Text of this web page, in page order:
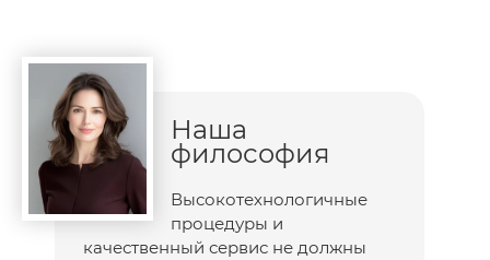
Наша
философия
Высокотехнологичные
процедуры и
качественный сервис не должны